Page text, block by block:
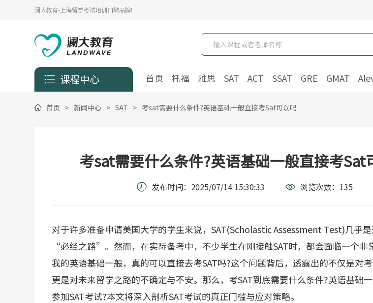
澜大教育-上海留学考试培训口碑品牌!
课程中心 首页 托福 雅思 SAT ACT SSAT GRE GMAT
首页 > 新闻中心 > SAT > 考sat需要什么条件?英语基础一般直接考Sat可以吗
考sat需要什么条件?英语基础一般直接考Sat
发布时间： 2025/07/14 15:30:33 浏览次数： 135
对于许多准备申请美国大学的学生来说，SAT(Scholastic Assessment Test)几乎
“必经之路”。然而，在实际备考中，不少学生在刚接触SAT时，都会面临一个非
我的英语基础一般，真的可以直接去考SAT吗?这个问题背后，透露出的不仅是对考
更是对未来留学之路的不确定与不安。那么，考SAT到底需要什么条件?英语基础
参加SAT考试?本文将深入剖析SAT考试的真正门槛与应对策略。